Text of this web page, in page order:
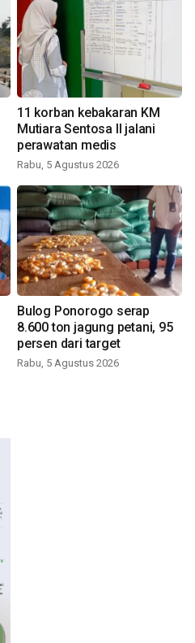
11 korban kebakaran KM
Mutiara Sentosa II jalani
perawatan medis
Rabu, 5 Agustus 2026
Bulog Ponorogo serap
8.600 ton jagung petani, 95
persen dari target
Rabu, 5 Agustus 2026